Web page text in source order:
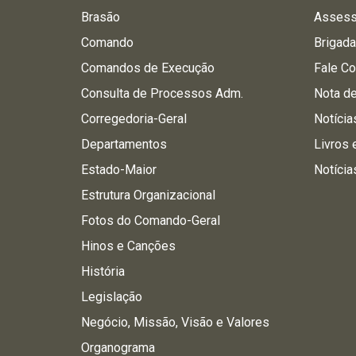
Brasão
Comando
Comandos de Execução
Consulta de Processos Adm.
Corregedoria-Geral
Departamentos
Estado-Maior
Estrutura Organizacional
Fotos do Comando-Geral
Hinos e Canções
História
Legislação
Negócio, Missão, Visão e Valores
Organograma
Fale
Nota
Livros